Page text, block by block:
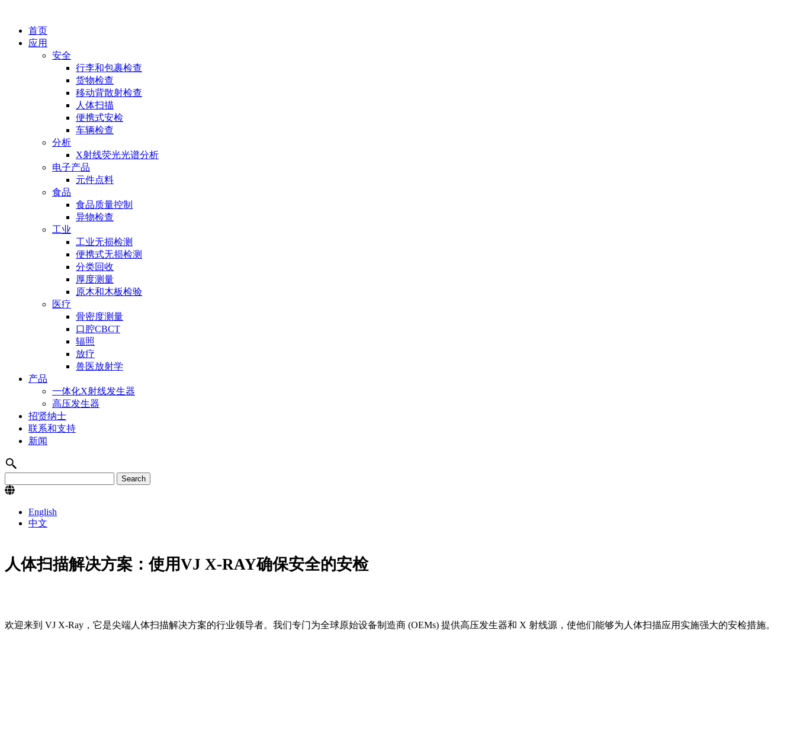
首页
应用
安全
行李和包裹检查
货物检查
移动背散射检查
人体扫描
便携式安检
车辆检查
分析
X射线荧光光谱分析
电子产品
元件点料
食品
食品质量控制
异物检查
工业
工业无损检测
便携式无损检测
分类回收
厚度测量
原木和木板检验
医疗
骨密度测量
口腔CBCT
辐照
放疗
兽医放射学
产品
一体化X射线发生器
高压发生器
招贤纳士
联系和支持
新闻
English
中文
人体扫描解决方案：使用VJ X-RAY确保安全的安检
欢迎来到 VJ X-Ray，它是尖端人体扫描解决方案的行业领导者。我们专门为全球原始设备制造商 (OEMs) 提供高压发生器和 X 射线源，使他们能够为人体扫描应用实施强大的安检措施。